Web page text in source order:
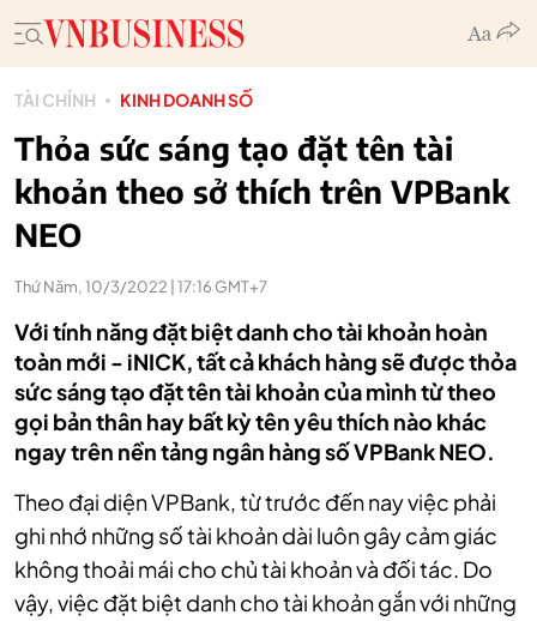
TÀI CHÍNH KINH DOANH SỐ
Thỏa sức sáng tạo đặt tên tài
khoản theo sở thích trên VPBank
NEO
Thứ Năm, 10/3/2022 | 17:16 GMT+7
Với tính năng đặt biệt danh cho tài khoản hoàn
toàn mới - iNICK, tất cả khách hàng sẽ được thỏa
sức sáng tạo đặt tên tài khoản của mình từ theo
gọi bản thân hay bất kỳ tên yêu thích nào khác
ngay trên nền tảng ngân hàng số VPBank NEO.
Theo đại diện VPBank, từ trước đến nay việc phải
ghi nhớ những số tài khoản dài luôn gây cảm giác
không thoải mái cho chủ tài khoản và đối tác. Do
vậy, việc đặt biệt danh cho tài khoản gắn với những